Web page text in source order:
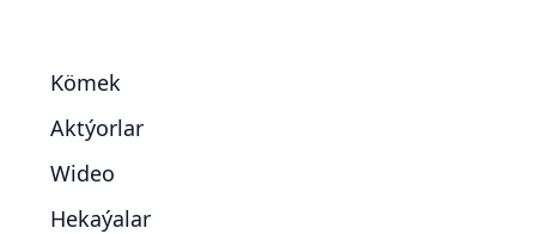
Kömek
Aktýorlar
Wideo
Hekaýalar